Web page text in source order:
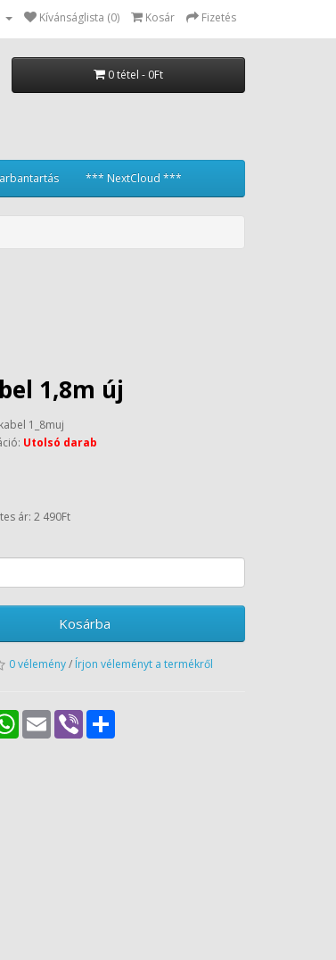
Kívánságlista (0) Kosár Fizetés
0 tétel - 0Ft
*** NextCloud ***
1,8m új
1_8muj
Utolsó darab
ár: 2 490Ft
Kosárba
0 vélemény/ Írjon véleményt a termékről
WhatsApp
Email Viber